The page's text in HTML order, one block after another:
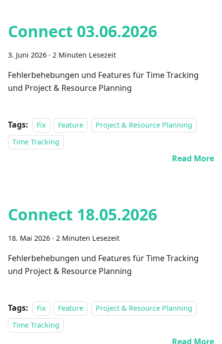
Connect 03.06.2026
3. Juni 2026 · 2 Minuten Lesezeit
Fehlerbehebungen und Features für Time Tracking
und Project & Resource Planning
Tags: Fix Feature
Project & Resource Planning
Time Tracking
Read More
Connect 18.05.2026
18. Mai 2026 · 2 Minuten Lesezeit
Fehlerbehebungen und Features für Time Tracking
und Project & Resource Planning
Tags: Fix Feature
Project & Resource Planning
Time Tracking
Read More